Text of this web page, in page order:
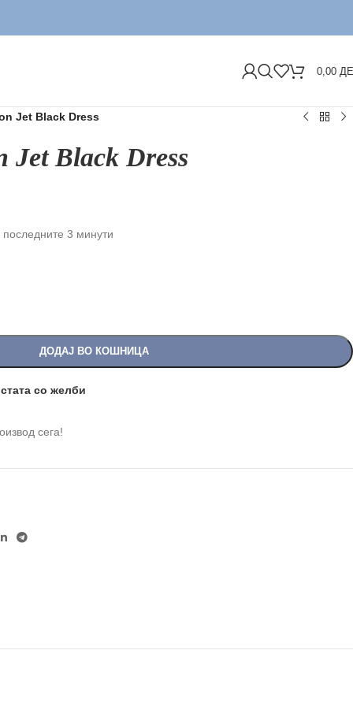
0,00
Jet Black Dress
Jet Black Dress
3 минути
ДОДАЈ ВО КОШНИЦА
со желби
сега!